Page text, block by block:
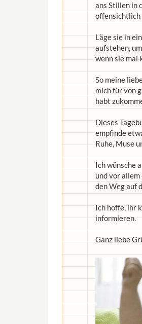
ans Stillen in
offensichtlich
Läge sie in
aufstehen,
wenn sie mal
So meine
mich für von
habt
Dieses
empfinde
Ruhe, Muse
Ich wünsche
und vor allem
den Weg auf
Ich hoffe, ihr
informieren.
Ganz liebe